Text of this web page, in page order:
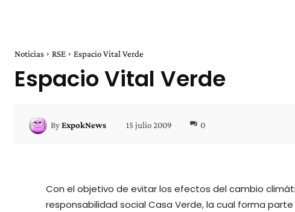
Noticias RSE Espacio Vital Verde
Espacio Vital Verde
ByExpokNews 15 julio 2009 0
Con el objetivo de evitar los efectos del cambio
responsabilidad social Casa Verde, la cual forma